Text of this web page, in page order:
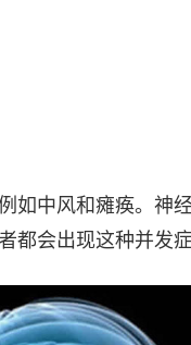
如中风和瘫痪。神
都会出现这种并发